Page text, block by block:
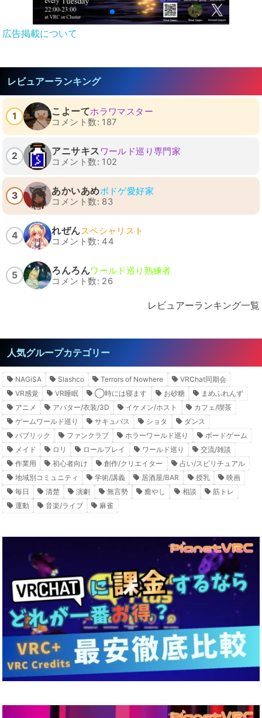
広告掲載について
レビュアーランキング
1 こよーてホラワマスター
コメント数: 187
2 アニサキス ワールド巡り専門家
コメント数: 102
3 あかいあめボドゲ愛好家
コメント数: 83
4 れぜんスペシャリスト
コメント数: 44
5 ろんろんワールド巡り熟練者
コメント数: 26
レビュアーランキング一覧
人気グループカテゴリー
NAGiSA Slashco Terrors of Nowhere
VRChat同期会
VR感覚
VR睡眠 ◯時には寝ます お砂糖
まめふれんず
アニメ
アバター/衣装/3D イケメン/ホスト
カフェ/喫茶
ゲームワールド巡り
サキュバス ショタ
ダンス
パブリック
ファンクラブ ホラーワールド巡り
ボードゲーム
メイド
ロリ ロールプレイ ワールド巡り
交流/雑談
作業用
初心者向け 創作/クリエイター
占い/スピリチュアル
地域別コミュニティ
学術/講義 居酒屋/BAR 授乳
映画
毎日
清楚 演劇 無言勢 癒やし 相談
筋トレ
運動
音楽/ライブ 麻雀